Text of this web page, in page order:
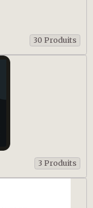
30 Produits
3 Produits